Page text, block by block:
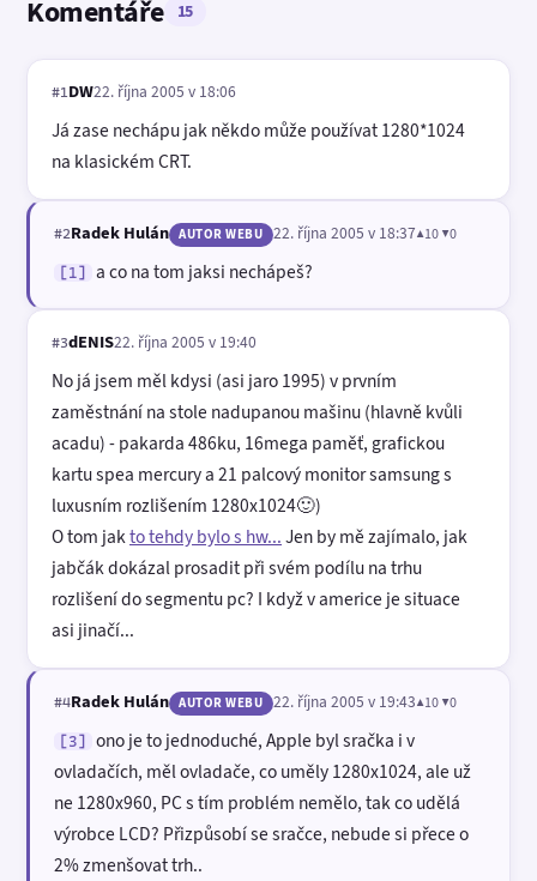
Komentáře 15
#1DW22. října 2005 v 18:06
Já zase nechápu jak někdo může používat 1280*1024
na klasickém CRT.
#2Radek Hulán AUTOR WEBU 22. října 2005 v 18:37▲10 ▼0
[1] a co na tom jaksi nechápeš?
#3dENIS22. října 2005 v 19:40
No já jsem měl kdysi (asi jaro 1995) v prvním
zaměstnání na stole nadupanou mašinu (hlavně kvůli
acadu) - pakarda 486ku, 16mega paměť, grafickou
kartu spea mercury a 21 palcový monitor samsung s
luxusním rozlišením 1280x1024🙂)
O tom jakto tehdy bylo s hw...Jen by mě zajímalo, jak
jabčák dokázal prosadit při svém podílu na trhu
rozlišení do segmentu pc? I když v americe je situace
asi jinačí...
#4Radek Hulán AUTOR WEBU 22. října 2005 v 19:43▲10 ▼0
[3]
ono je to jednoduché, Apple byl sračka i v
ovladačích, měl ovladače, co uměly 1280x1024, ale už
ne 1280x960, PC s tím problém nemělo, tak co udělá
výrobce LCD? Přizpůsobí se sračce, nebude si přece o
2% zmenšovat trh..